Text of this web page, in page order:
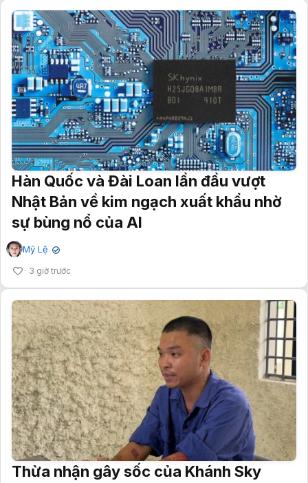
Hàn Quốc và Đài Loan lần đầu vượt
Nhật Bản về kim ngạch xuất khẩu nhờ
sự bùng nổ của AI
Mỹ Lệ ✔
3 giờ trước
Thừa nhận gây sốc của Khánh Sky